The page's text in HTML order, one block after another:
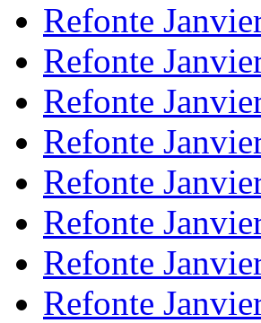
Refonte
Refonte
Refonte
Refonte
Refonte
Refonte
Refonte
Refonte